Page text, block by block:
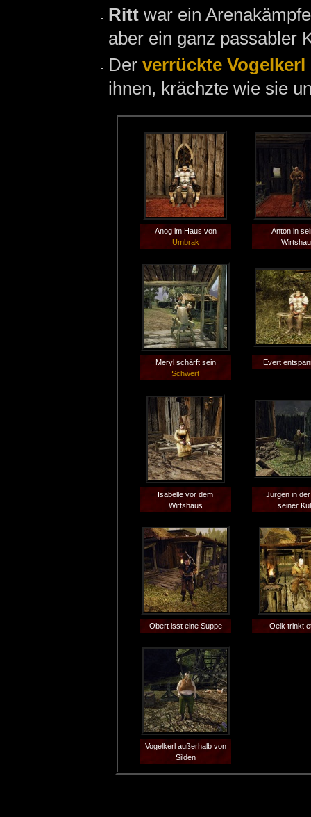
Ritt war ein
aber ein ganz passabler
Der verrückte Vogelkerl
ihnen, krächzte wie sie
Anog im Haus von
Umbrak
Anton in
Meryl schärft sein
Schwert
Evert
Isabelle vor dem
Wirtshaus
Jürgen in
seiner
Obert isst eine Suppe Oelk trinkt
Vogelkerl außerhalb von
Silden